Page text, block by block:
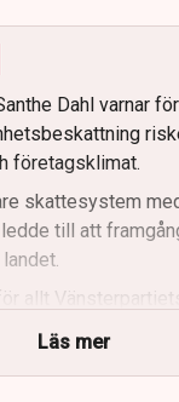
Dahl varnar
företagsklimat.
skattesystem
till att
allt Vänsterpartiets
att beskatta rika
Läs mer